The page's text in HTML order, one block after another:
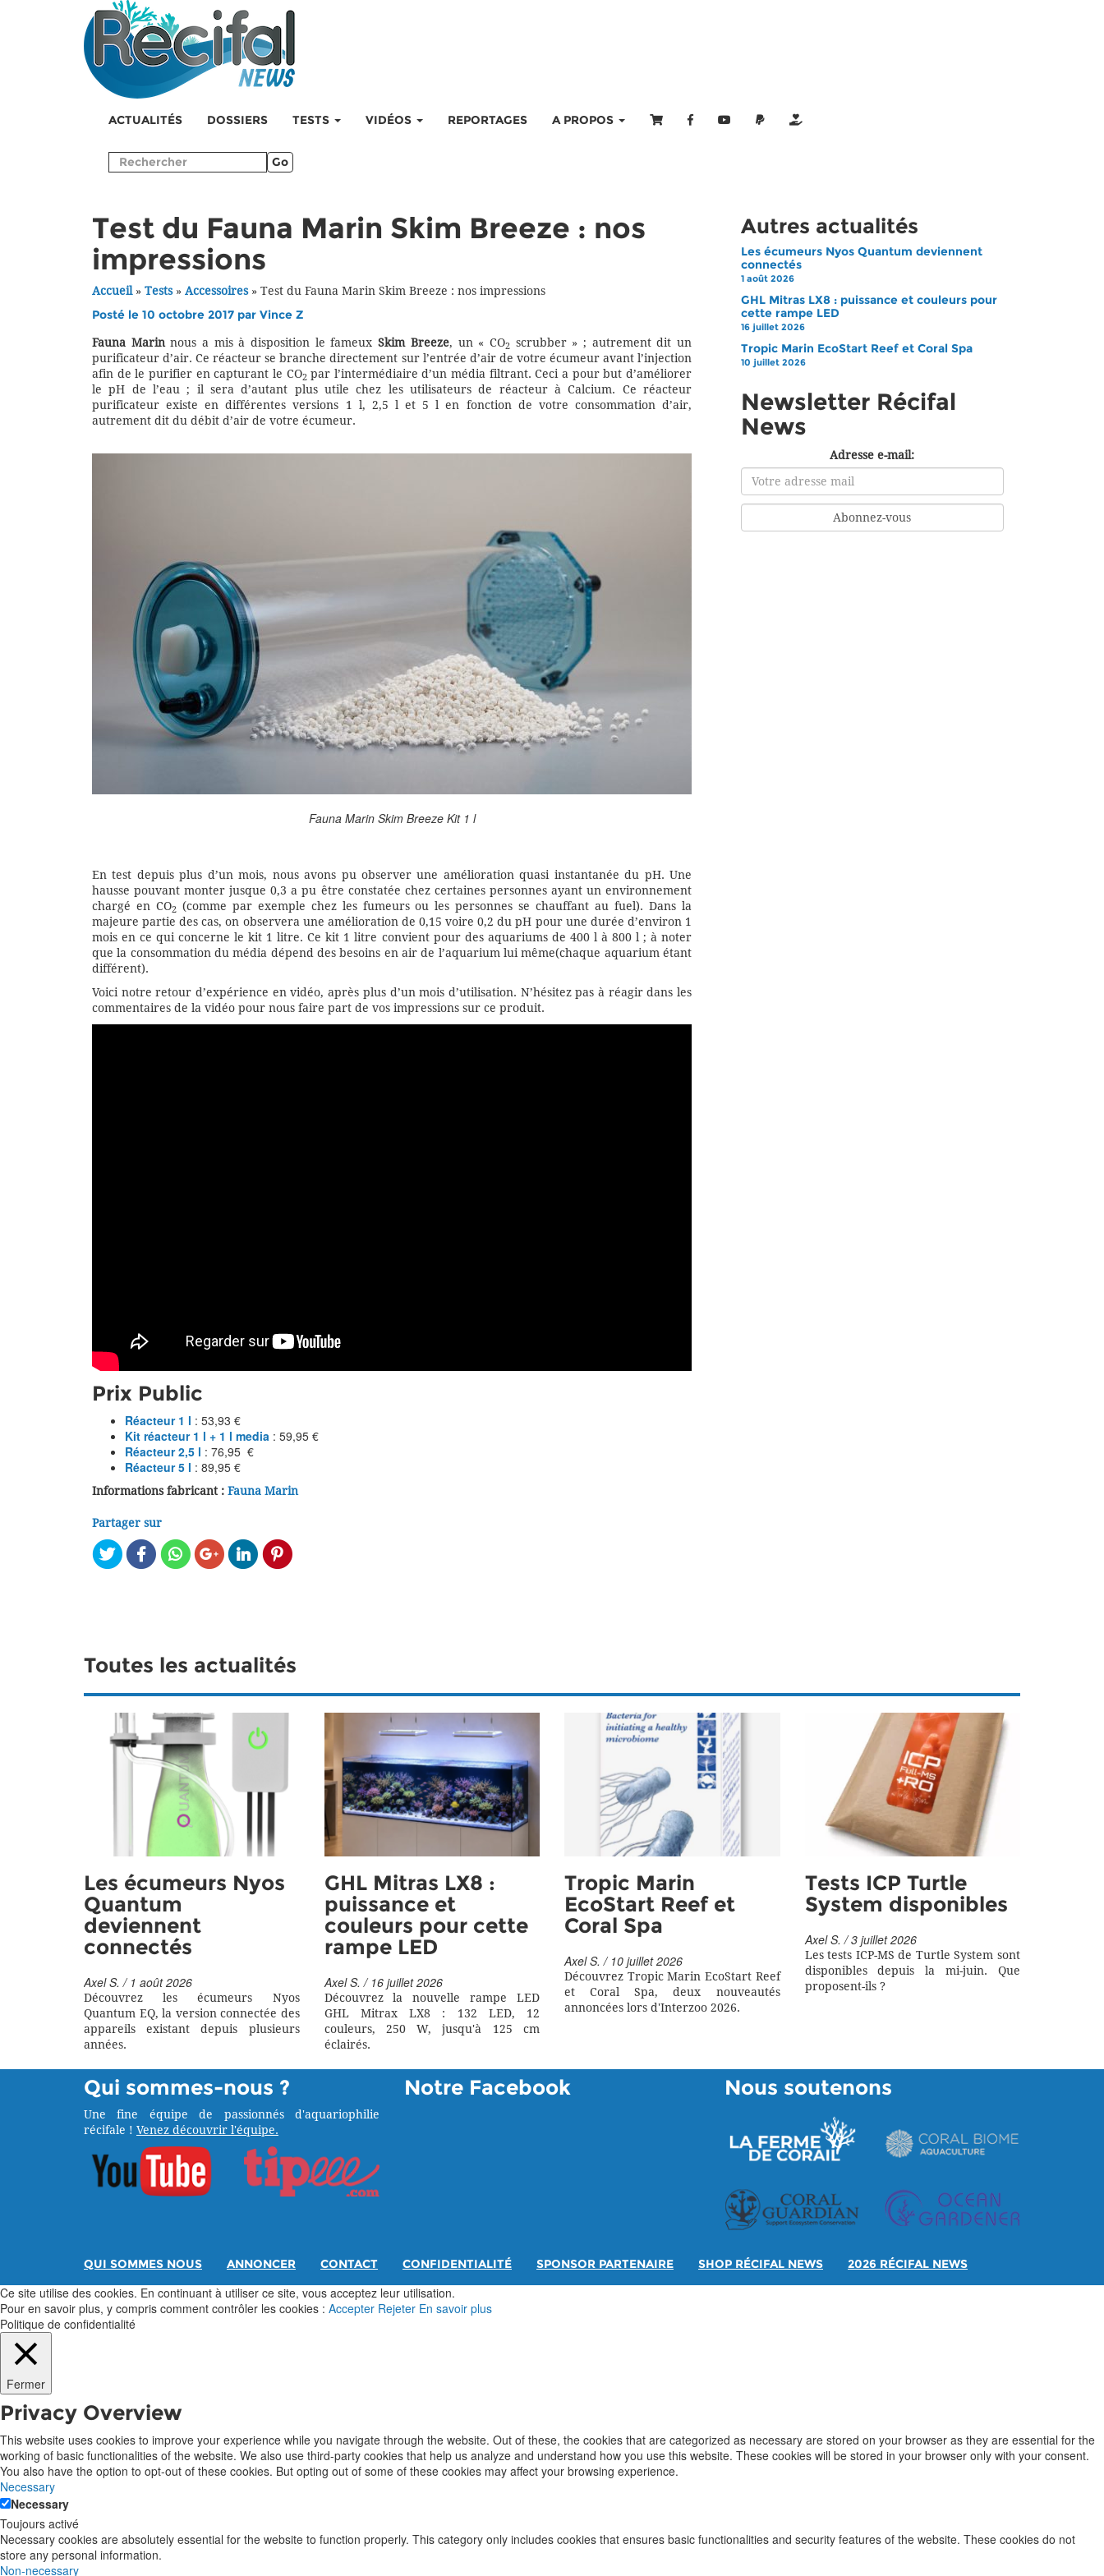
ACTUALITÉS DOSSIERS TESTS VIDÉOS REPORTAGES A PROPOS
Go
Test du Fauna Marin Skim Breeze : nos
impressions
Accueil» Tests» Accessoires» Test du Fauna Marin Skim Breeze : nos impressions
Posté le 10 octobre 2017 par Vince Z
Fauna Marinnous a mis à disposition le fameuxSkim Breeze, un « CO2 scrubber » ; autrement dit un
purificateur d’air. Ce réacteur se branche directement sur l’entrée d’air de votre écumeur avant l’injection
afin de le purifier en capturant le CO2 par l’intermédiaire d’un média filtrant. Ceci a pour but d’améliorer
le pH de l’eau ; il sera d’autant plus utile chez les utilisateurs de réacteur à Calcium. Ce réacteur
purificateur existe en différentes versions 1 l, 2,5 l et 5 l en fonction de votre consommation d’air,
autrement dit du débit d’air de votre écumeur.
Fauna Marin Skim Breeze Kit 1 l
En test depuis plus d’un mois, nous avons pu observer une amélioration quasi instantanée du pH. Une
hausse pouvant monter jusque 0,3 a pu être constatée chez certaines personnes ayant un environnement
chargé en CO2 (comme par exemple chez les fumeurs ou les personnes se chauffant au fuel). Dans la
majeure partie des cas, on observera une amélioration de 0,15 voire 0,2 du pH pour une durée d’environ 1
mois en ce qui concerne le kit 1 litre. Ce kit 1 litre convient pour des aquariums de 400 l à 800 l ; à noter
que la consommation du média dépend des besoins en air de l’aquarium lui même(chaque aquarium étant
différent).
Voici notre retour d’expérience en vidéo, après plus d’un mois d’utilisation. N’hésitez pas à réagir dans les
commentaires de la vidéo pour nous faire part de vos impressions sur ce produit.
Prix Public
Réacteur 1 l : 53,93 €
Kit réacteur 1 l + 1 l media : 59,95 €
Réacteur 2,5 l : 76,95 €
Réacteur 5 l : 89,95 €
Informations fabricant : Fauna Marin
Partager sur
Autres actualités
Les écumeurs Nyos Quantum deviennent
connectés
1 août 2026
GHL Mitras LX8 : puissance et couleurs pour
cette rampe LED
16 juillet 2026
Tropic Marin EcoStart Reef et Coral Spa
10 juillet 2026
Newsletter Récifal
News
Adresse e-mail:
Toutes les actualités
Les écumeurs Nyos
Quantum
deviennent
connectés
Axel S. / 1 août 2026
Découvrez les écumeurs Nyos
Quantum EQ, la version connectée des
appareils existant depuis plusieurs
années.
GHL Mitras LX8 :
puissance et
couleurs pour cette
rampe LED
Axel S. / 16 juillet 2026
Découvrez la nouvelle rampe LED
GHL Mitrax LX8 : 132 LED, 12
couleurs, 250 W, jusqu'à 125 cm
éclairés.
Tropic Marin
EcoStart Reef et
Coral Spa
Axel S. / 10 juillet 2026
Découvrez Tropic Marin EcoStart Reef
et Coral Spa, deux nouveautés
annoncées lors d'Interzoo 2026.
Tests ICP Turtle
System disponibles
Axel S. / 3 juillet 2026
Les tests ICP-MS de Turtle System sont
disponibles depuis la mi-juin. Que
proposent-ils ?
Qui sommes-nous ?
Une fine équipe de passionnés d'aquariophilie
récifale ! Venez découvrir l'équipe.
Notre Facebook Nous soutenons
QUI SOMMES NOUS ANNONCER CONTACT CONFIDENTIALITÉ SPONSOR PARTENAIRE SHOP RÉCIFAL NEWS 2026 RÉCIFAL NEWS
Ce site utilise des cookies. En continuant à utiliser ce site, vous acceptez leur utilisation.
Pour en savoir plus, y compris comment contrôler les cookies : Accepter Rejeter En savoir plus
Politique de confidentialité
Fermer
Privacy Overview
This website uses cookies to improve your experience while you navigate through the website. Out of these, the cookies that are categorized as necessary are stored on your browser as they are essential for the
working of basic functionalities of the website. We also use third-party cookies that help us analyze and understand how you use this website. These cookies will be stored in your browser only with your consent.
You also have the option to opt-out of these cookies. But opting out of some of these cookies may affect your browsing experience.
Necessary
Necessary
Toujours activé
Necessary cookies are absolutely essential for the website to function properly. This category only includes cookies that ensures basic functionalities and security features of the website. These cookies do not
store any personal information.
Non-necessary